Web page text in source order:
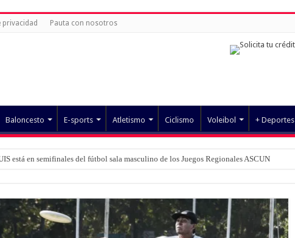
privacidad Pauta con nosotros
Baloncesto E-sports Atletismo Ciclismo Voleibol + Deportes
está en semifinales del fútbol sala masculino de los Juegos Regionales ASCUN